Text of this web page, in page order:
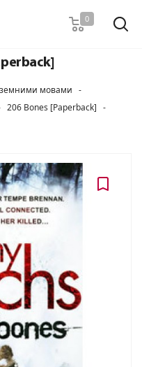
0
мовами -
206 Bones [Paperback] -